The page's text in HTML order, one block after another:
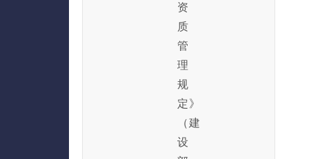
资
质
管
理
规
定》
（建
设